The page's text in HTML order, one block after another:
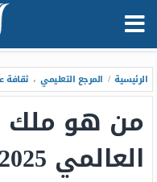
الرئيسية / المرجع التعليمي ، ثقافة
من هو ملك
العالمي 2025